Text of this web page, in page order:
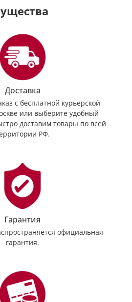
Доставка
с бесплатной курьерской
или выберите удобный
доставим товары по всей
РФ.
Гарантия
официальная
гарантия.